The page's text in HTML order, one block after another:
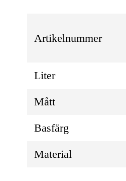
Artikelnummer
Liter
Mått
Basfärg
Material